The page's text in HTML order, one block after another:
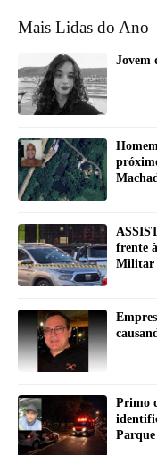
Mais Lidas do Ano
Jovem
frente
Militar
Primo